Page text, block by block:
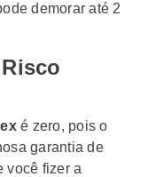
demorar até 2
é zero, pois o
garantia de
você fizer a